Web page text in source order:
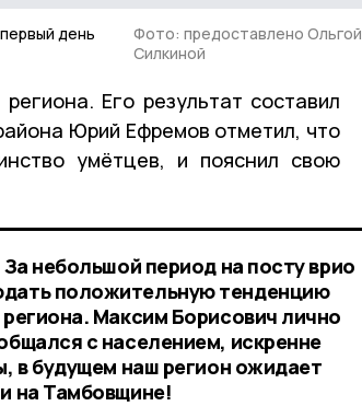
день
Фото: предоставлено Ольгой
Силкиной
Его результат составил
Юрий Ефремов отметил, что
умётцев, и пояснил свою
небольшой период на посту врио
положительную тенденцию
Максим Борисович лично
с населением, искренне
в будущем наш регион ожидает
на Тамбовщине!